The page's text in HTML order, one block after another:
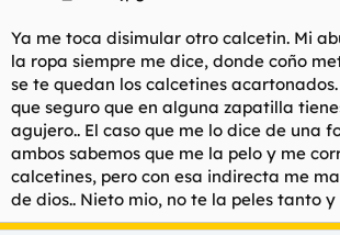
Ya me toca disimular otro calcetin. Mi
la ropa siempre me dice, donde coño
se te quedan los calcetines
que seguro que en alguna zapatilla
agujero.. El caso que me lo dice de una
ambos sabemos que me la pelo y me
calcetines, pero con esa indirecta me
de dios.. Nieto mio, no te la peles tanto